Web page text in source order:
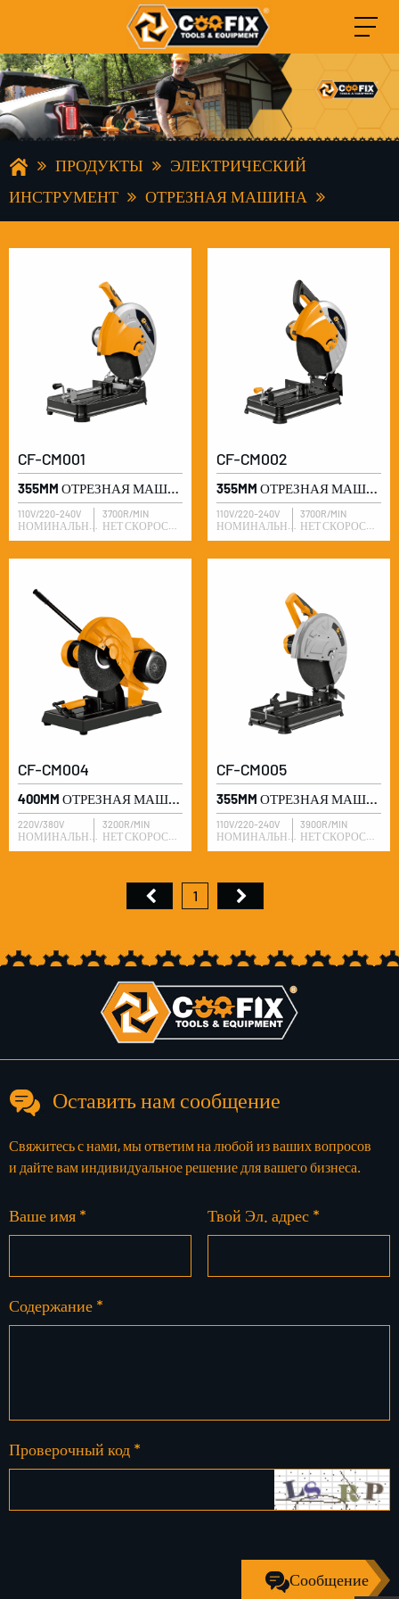
ПРОДУКТЫ
ЭЛЕКТРИЧЕСКИЙ
ИНСТРУМЕНТ
ОТРЕЗНАЯ МАШИНА
CF-CM001
355MM ОТРЕЗНАЯ МАШИНА
110V/220-240V
НОМИНАЛЬНОЕ НАПРЯЖЕНИЕ
3700R/MIN
НЕТ СКОРОСТИ ЗАГРУЗКИ
CF-CM002
355MM ОТРЕЗНАЯ МАШИНА
110V/220-240V
НОМИНАЛЬНОЕ НАПРЯЖЕНИЕ
3700R/MIN
НЕТ СКОРОСТИ ЗАГРУЗКИ
CF-CM004
400MM ОТРЕЗНАЯ МАШИНА
220V/380V
НОМИНАЛЬНОЕ НАПРЯЖЕНИЕ
3200R/MIN
НЕТ СКОРОСТИ ЗАГРУЗКИ
CF-CM005
355MM ОТРЕЗНАЯ МАШИНА
110V/220-240V
НОМИНАЛЬНОЕ НАПРЯЖЕНИЕ
3900R/MIN
НЕТ СКОРОСТИ ЗАГРУЗКИ
1
Оставить нам сообщение
Свяжитесь с нами, мы ответим на любой из ваших вопросов
и дайте вам индивидуальное решение для вашего бизнеса.
Ваше имя * Твой Эл. адрес *
Содержание *
Проверочный код *
Сообщение